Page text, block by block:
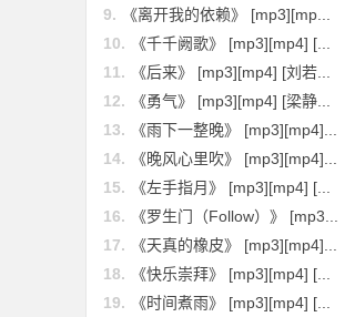
9.
《离开我的依赖》 [mp3][mp...
10.
《千千阙歌》 [mp3][mp4] [...
11.
《后来》 [mp3][mp4] [刘若...
12.
《勇气》 [mp3][mp4] [梁静...
13.
《雨下一整晚》 [mp3][mp4]...
14.
《晚风心里吹》 [mp3][mp4]...
15.
《左手指月》 [mp3][mp4] [...
16.
《罗生门（Follow）》 [mp3...
17.
《天真的橡皮》 [mp3][mp4]...
18.
《快乐崇拜》 [mp3][mp4] [...
19.
《时间煮雨》 [mp3][mp4] [...